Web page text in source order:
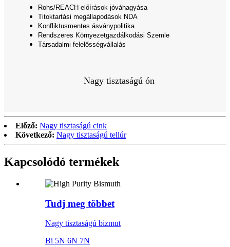
Rohs/REACH előírások jóváhagyása
Titoktartási megállapodások NDA
Konfliktusmentes ásványpolitika
Rendszeres Környezetgazdálkodási Szemle
Társadalmi felelősségvállalás
Nagy tisztaságú ón
Előző: Nagy tisztaságú cink
Következő: Nagy tisztaságú tellúr
Kapcsolódó termékek
Tudj meg többet
Nagy tisztaságú bizmut
Bi 5N 6N 7N